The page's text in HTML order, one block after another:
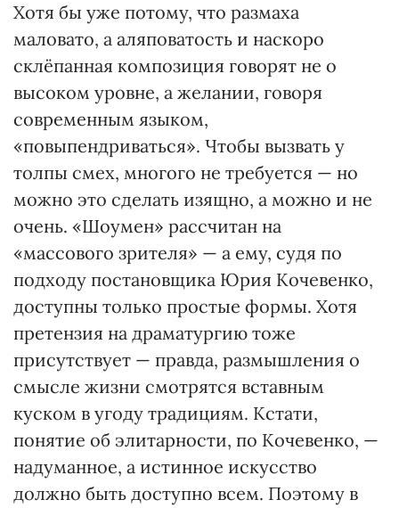
Хотя бы уже потому, что размаха
маловато, а аляповатость и наскоро
склёпанная композиция говорят не о
высоком уровне, а желании, говоря
современным языком,
«повыпендриваться». Чтобы вызвать у
толпы смех, многого не требуется — но
можно это сделать изящно, а можно и не
очень. «Шоумен» рассчитан на
«массового зрителя» — а ему, судя по
подходу постановщика Юрия Кочевенко,
доступны только простые формы. Хотя
претензия на драматургию тоже
присутствует — правда, размышления о
смысле жизни смотрятся вставным
куском в угоду традициям. Кстати,
понятие об элитарности, по Кочевенко, —
надуманное, а истинное искусство
должно быть доступно всем. Поэтому в